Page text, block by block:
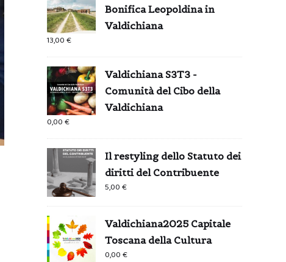
Bonifica Leopoldina in
Valdichiana
13,00€
Valdichiana S3T3 -
Comunità del Cibo della
Valdichiana
0,00€
Il restyling dello Statuto dei
diritti del Contribuente
5,00€
Valdichiana2025 Capitale
Toscana della Cultura
0,00€